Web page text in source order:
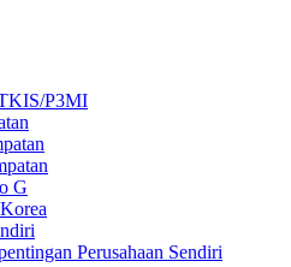
P3MI
G
Perusahaan Sendiri